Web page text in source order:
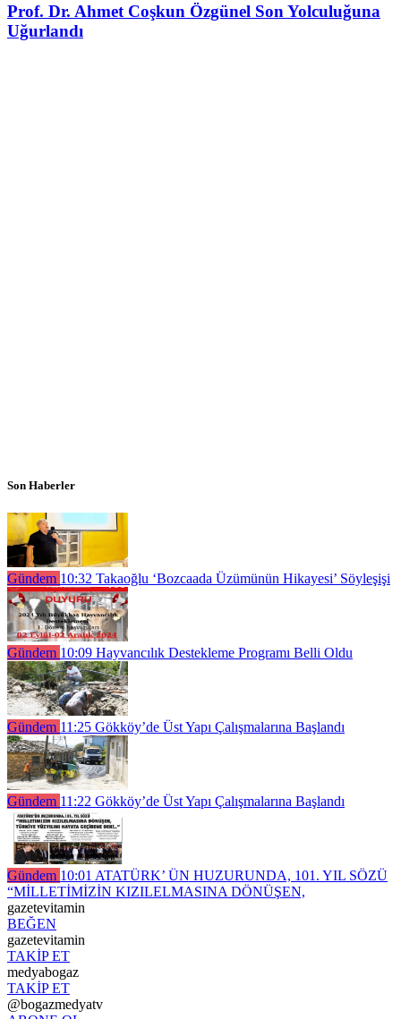
Prof. Dr. Ahmet Coşkun Özgünel Son Yolculuğuna
Uğurlandı
Son Haberler
Gündem 10:32 Takaoğlu ‘Bozcaada Üzümünün Hikayesi’ Söyleşişi
Gündem 10:09 Hayvancılık Destekleme Programı Belli Oldu
Gündem 11:25 Gökköy’de Üst Yapı Çalışmalarına Başlandı
Gündem 11:22 Gökköy’de Üst Yapı Çalışmalarına Başlandı
Gündem 10:01 ATATÜRK’ ÜN HUZURUNDA, 101. YIL SÖZÜ
“MİLLETİMİZİN KIZILELMASINA DÖNÜŞEN,
gazetevitamin
BEĞEN
gazetevitamin
TAKİP ET
medyabogaz
TAKİP ET
@bogazmedyatv